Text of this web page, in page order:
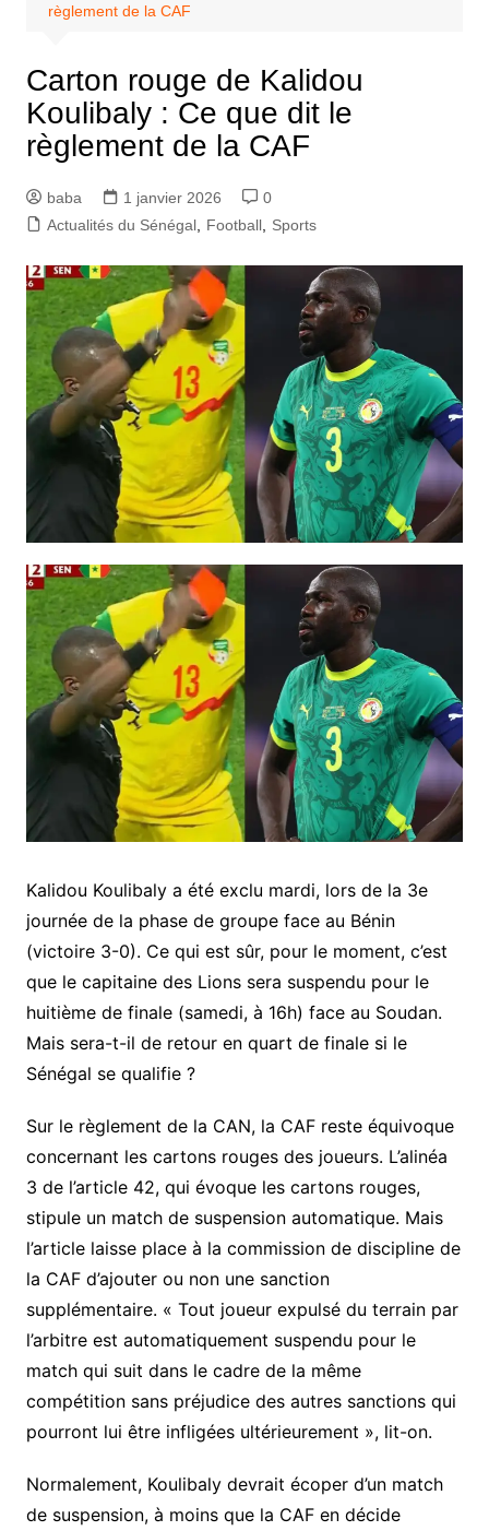
règlement de la CAF
Carton rouge de Kalidou
Koulibaly : Ce que dit le
règlement de la CAF
baba 1 janvier 2026
0
Actualités du Sénégal, Football, Sports
Kalidou Koulibaly a été exclu mardi, lors de la 3e
journée de la phase de groupe face au Bénin
(victoire 3-0). Ce qui est sûr, pour le moment, c’est
que le capitaine des Lions sera suspendu pour le
huitième de finale (samedi, à 16h) face au Soudan.
Mais sera-t-il de retour en quart de finale si le
Sénégal se qualifie ?
Sur le règlement de la CAN, la CAF reste équivoque
concernant les cartons rouges des joueurs. L’alinéa
3 de l’article 42, qui évoque les cartons rouges,
stipule un match de suspension automatique. Mais
l’article laisse place à la commission de discipline de
la CAF d’ajouter ou non une sanction
supplémentaire. « Tout joueur expulsé du terrain par
l’arbitre est automatiquement suspendu pour le
match qui suit dans le cadre de la même
compétition sans préjudice des autres sanctions qui
pourront lui être infligées ultérieurement », lit-on.
Normalement, Koulibaly devrait écoper d’un match
de suspension, à moins que la CAF en décide